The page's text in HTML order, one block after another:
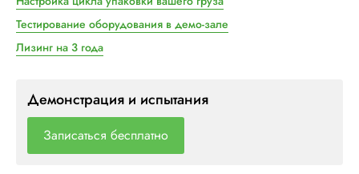
Тестирование оборудования в демо-зале
Лизинг на 3 года
Демонстрация и испытания
Записаться бесплатно